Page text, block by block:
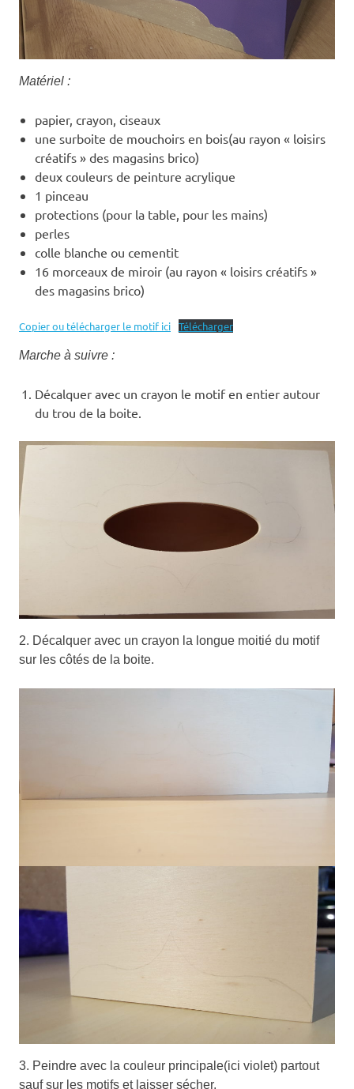
Matériel :
papier, crayon, ciseaux
une surboite de mouchoirs en bois(au rayon « loisirs
créatifs » des magasins brico)
deux couleurs de peinture acrylique
1 pinceau
protections (pour la table, pour les mains)
perles
colle blanche ou cementit
16 morceaux de miroir (au rayon « loisirs créatifs »
des magasins brico)
Copier ou télécharger le motif ici Télécharger
Marche à suivre :
Décalquer avec un crayon le motif en entier autour
du trou de la boite.
2. Décalquer avec un crayon la longue moitié du motif
sur les côtés de la boite.
3. Peindre avec la couleur principale(ici violet) partout
sauf sur les motifs et laisser sécher.